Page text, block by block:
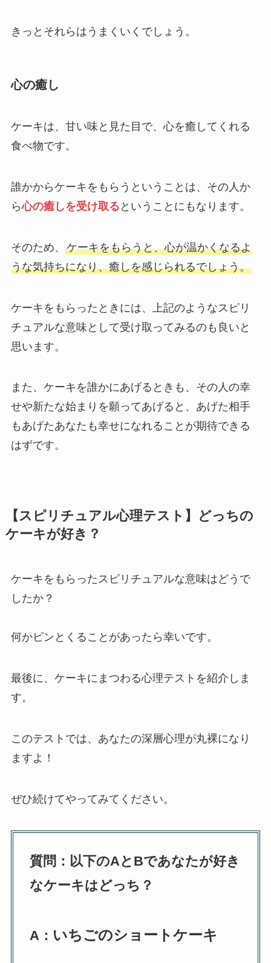
きっとそれらはうまくいくでしょう。
心の癒し
ケーキは、甘い味と見た目で、心を癒してくれる
食べ物です。
誰かからケーキをもらうということは、その人か
ら心の癒しを受け取る ということにもなります。
そのため、 ケーキをもらうと、心が温かくなるよ
うな気持ちになり、癒しを感じられるでしょう。
ケーキをもらったときには、上記のようなスピリ
チュアルな意味として受け取ってみるのも良いと
思います。
また、ケーキを誰かにあげるときも、その人の幸
せや新たな始まりを願ってあげると、あげた相手
もあげたあなたも幸せになれることが期待できる
はずです。
【スピリチュアル心理テスト】どっちの
ケーキが好き？
ケーキをもらったスピリチュアルな意味はどうで
したか？
何かピンとくることがあったら幸いです。
最後に、ケーキにまつわる心理テストを紹介しま
す。
このテストでは、あなたの深層心理が丸裸になり
ますよ！
ぜひ続けてやってみてください。
質問：以下のAとBであなたが好き
なケーキはどっち？
A： いちごのショートケーキ